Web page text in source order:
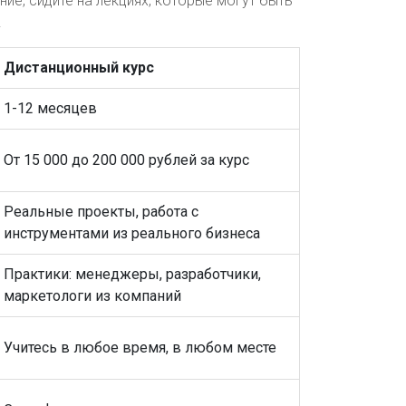
Дистанционный курс
1-12 месяцев
От 15 000 до 200 000 рублей за курс
Реальные проекты, работа с
инструментами из реального бизнеса
Практики: менеджеры, разработчики,
маркетологи из компаний
Учитесь в любое время, в любом месте